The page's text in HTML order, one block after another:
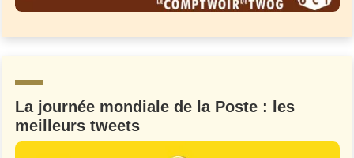
La journée mondiale de la Poste : les
meilleurs tweets